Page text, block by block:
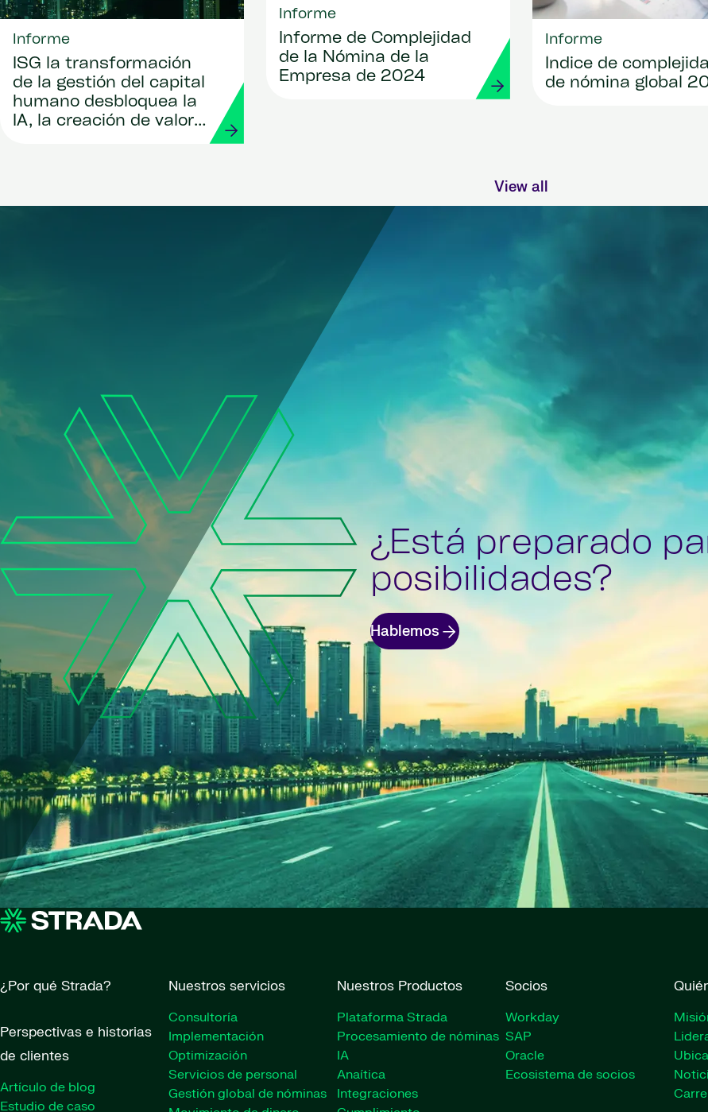
Informe
ISG la transformación
de la gestión del capital
humano desbloquea la
IA, la creación de valor y
Informe
Informe de Complejidad
de la Nómina de la
Empresa de 2024
Informe
Índice de
de nómina global
View all
¿Está preparado
posibilidades?
Hablemos
¿Por qué Strada?
Perspectivas e historias
de clientes
Artículo de blog
Estudio de caso
Nuestros servicios
Consultoría
Implementación
Optimización
Servicios de personal
Gestión global de nóminas
Nuestros Productos
Plataforma Strada
Procesamiento de nóminas
IA
Anaítica
Integraciones
Socios
Workday
SAP
Oracle
Ecosistema de socios